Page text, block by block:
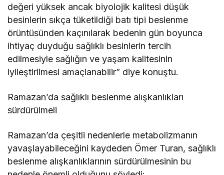
değeri yüksek ancak biyolojik kalitesi düşük
besinlerin sıkça tüketildiği batı tipi beslenme
örüntüsünden kaçınılarak bedenin gün boyunca
ihtiyaç duyduğu sağlıklı besinlerin tercih
edilmesiyle sağlığın ve yaşam kalitesinin
iyileştirilmesi amaçlanabilir” diye konuştu.
Ramazan’da sağlıklı beslenme alışkanlıkları
sürdürülmeli
Ramazan’da çeşitli nedenlerle metabolizmanın
yavaşlayabileceğini kaydeden Ömer Turan, sağlıklı
beslenme alışkanlıklarının sürdürülmesinin bu